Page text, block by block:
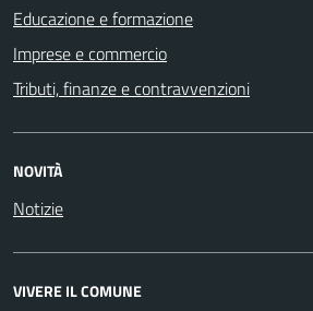
Educazione e formazione
Imprese e commercio
Tributi, finanze e contravvenzioni
NOVITÀ
Notizie
VIVERE IL COMUNE